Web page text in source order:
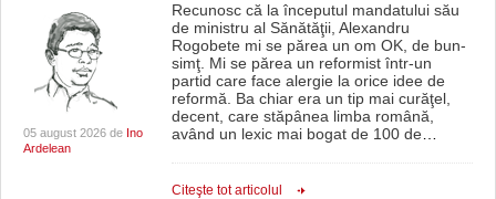
05 august 2026 de Ino
Ardelean
Recunosc că la începutul mandatului său
de ministru al Sănătăţii, Alexandru
Rogobete mi se părea un om OK, de bun-
simţ. Mi se părea un reformist într-un
partid care face alergie la orice idee de
reformă. Ba chiar era un tip mai curăţel,
decent, care stăpânea limba română,
având un lexic mai bogat de 100 de…
Citeşte tot articolul